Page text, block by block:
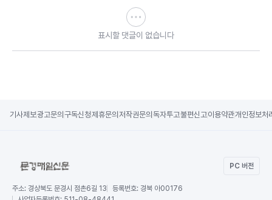
표시할 댓글이 없습니다
기사제보광고문의 구독신청제휴문의 저작권문의 독자투고불편신고이용약관개인정보처
PC 버전
주소: 경상북도 문경시 점촌6길 13 등록번호: 경북 아00176